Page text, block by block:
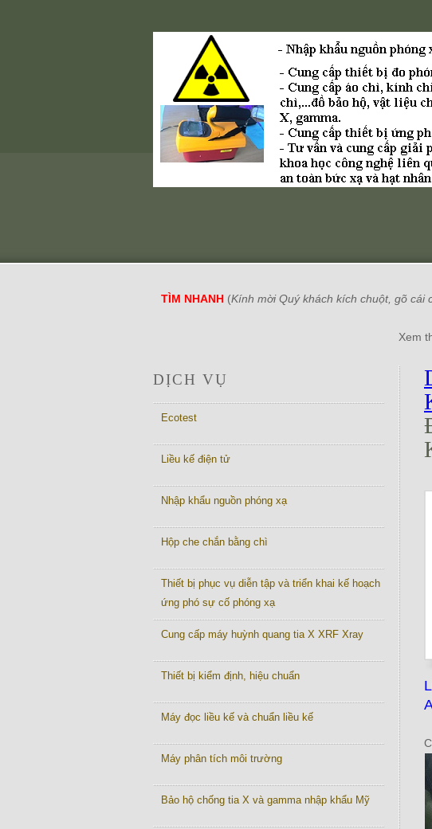
TÌM NHANH (Kính mời Quý khách kích chuột, gõ
Xem
DỊCH VỤ
Ecotest
Liều kế điện tử
Nhập khẩu nguồn phóng xạ
Hộp che chắn bằng chì
Thiết bị phục vụ diễn tập và triển khai kế hoạch
ứng phó sự cố phóng xạ
Cung cấp máy huỳnh quang tia X XRF Xray
Thiết bị kiểm định, hiệu chuẩn
Máy đọc liều kế và chuẩn liều kế
Máy phân tích môi trường
Bảo hộ chống tia X và gamma nhập khẩu Mỹ